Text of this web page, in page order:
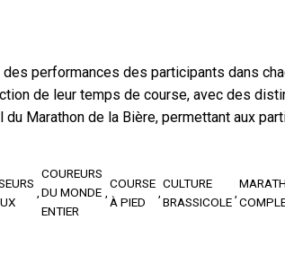
performances des participants dans
de leur temps de course, avec des
Marathon de la Bière, permettant aux
COUREURS
DU MONDE
ENTIER
COURSE
À PIED
CULTURE
BRASSICOLE